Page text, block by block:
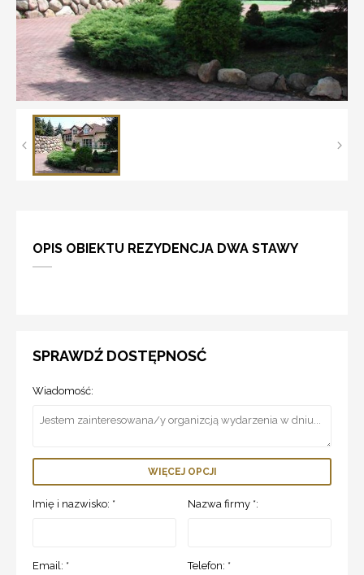
OPIS OBIEKTU REZYDENCJA DWA STAWY
SPRAWDŹ DOSTĘPNOSĆ
Wiadomość:
WIĘCEJ OPCJI
Imię i nazwisko: * Nazwa firmy *:
Email: * Telefon: *